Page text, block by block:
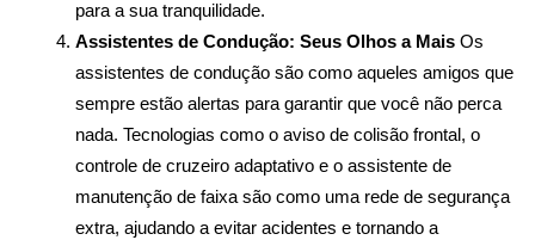
para a sua tranquilidade.
Assistentes de Condução: Seus Olhos a Mais Os
assistentes de condução são como aqueles amigos que
sempre estão alertas para garantir que você não perca
nada. Tecnologias como o aviso de colisão frontal, o
controle de cruzeiro adaptativo e o assistente de
manutenção de faixa são como uma rede de segurança
extra, ajudando a evitar acidentes e tornando a